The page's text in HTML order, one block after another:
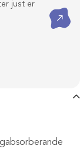
just er